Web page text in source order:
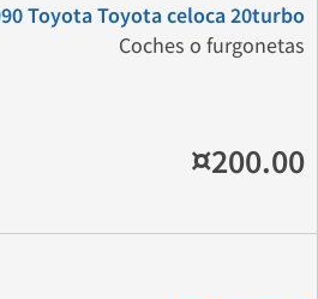
Toyota Toyota celoca 20turbo
Coches o furgonetas
¤200.00